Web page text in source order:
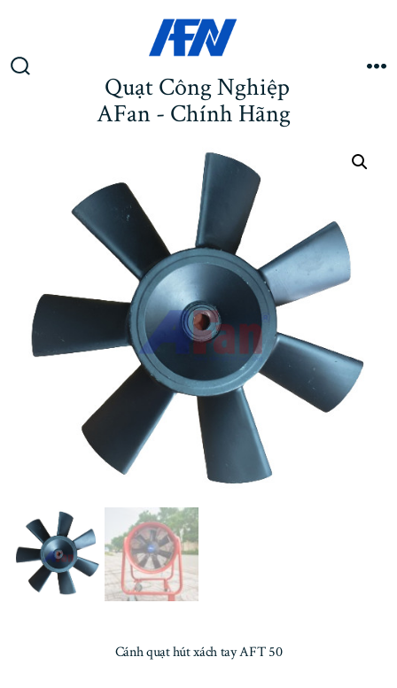
dung
Quạt Công Nghiệp
AFan - Chính Hãng
Cánh quạt hút xách tay AFT 50